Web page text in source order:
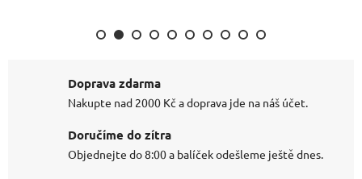
Doprava zdarma
Nakupte nad 2000 Kč a doprava jde na náš účet.
Doručíme do zítra
Objednejte do 8:00 a balíček odešleme ještě dnes.